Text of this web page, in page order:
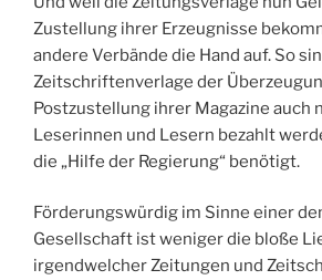
Zustellung ihrer Erzeugnisse
andere Verbände die Hand auf. So
Zeitschriftenverlage der
Postzustellung ihrer Magazine auch
Leserinnen und Lesern bezahlt
die „Hilfe der Regierung“ benötigt.
Förderungswürdig im Sinne einer
Gesellschaft ist weniger die bloße
irgendwelcher Zeitungen und